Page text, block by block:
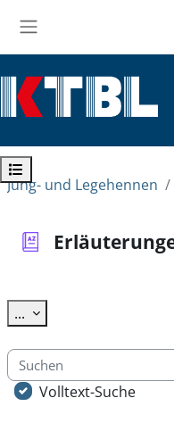
Kursindex öffnen
Jung- und Legehennen
... Einträge exportieren
Suchen
Volltext-Suche